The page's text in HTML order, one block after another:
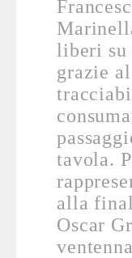
liberi su
grazie
tavola.
alla
Oscar